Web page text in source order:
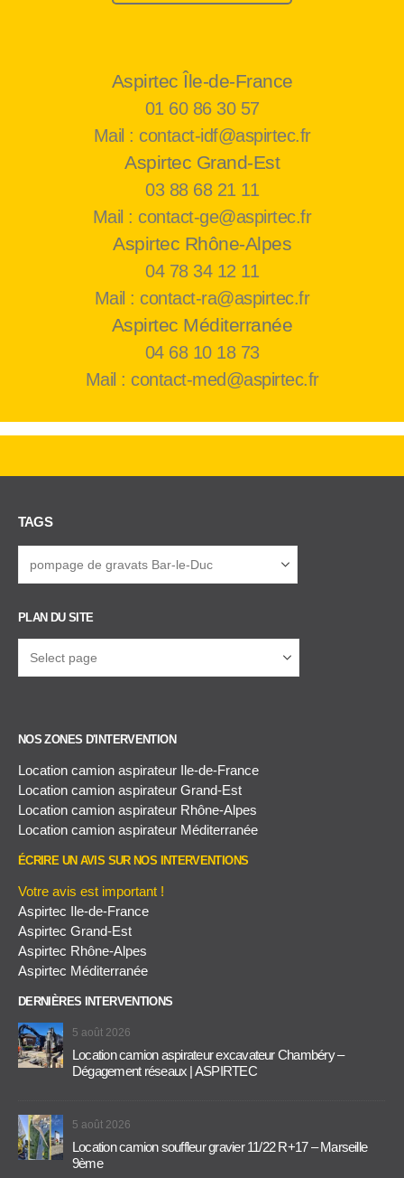
Aspirtec Île-de-France
01 60 86 30 57
Mail : contact-idf@aspirtec.fr
Aspirtec Grand-Est
03 88 68 21 11
Mail : contact-ge@aspirtec.fr
Aspirtec Rhône-Alpes
04 78 34 12 11
Mail : contact-ra@aspirtec.fr
Aspirtec Méditerranée
04 68 10 18 73
Mail : contact-med@aspirtec.fr
TAGS
PLAN DU SITE
NOS ZONES D'INTERVENTION
Location camion aspirateur Ile-de-France
Location camion aspirateur Grand-Est
Location camion aspirateur Rhône-Alpes
Location camion aspirateur Méditerranée
ÉCRIRE UN AVIS SUR NOS INTERVENTIONS
Votre avis est important !
Aspirtec Ile-de-France
Aspirtec Grand-Est
Aspirtec Rhône-Alpes
Aspirtec Méditerranée
DERNIÈRES INTERVENTIONS
5 août 2026
Location camion aspirateur excavateur Chambéry –
Dégagement réseaux | ASPIRTEC
5 août 2026
Location camion souffleur gravier 11/22 R+17 – Marseille
9ème